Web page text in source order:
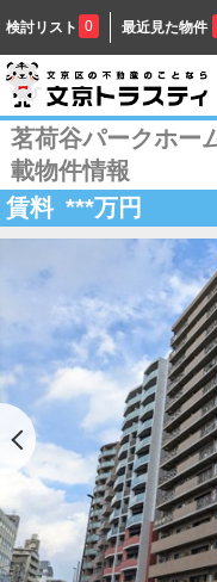
検討リスト 0 最近見た物件
茗荷谷パークホー
載物件情報
賃料 ***万円